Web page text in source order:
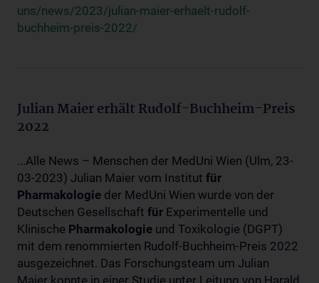
uns/news/2023/julian-maier-erhaelt-rudolf-
buchheim-preis-2022/
Julian Maier erhält Rudolf-Buchheim-Preis
2022
...Alle News – Menschen der MedUni Wien (Ulm, 23-
03-2023) Julian Maier vom Institut für
Pharmakologie der MedUni Wien wurde von der
Deutschen Gesellschaft für Experimentelle und
Klinische Pharmakologie und Toxikologie (DGPT)
mit dem renommierten Rudolf-Buchheim-Preis 2022
ausgezeichnet. Das Forschungsteam um Julian
Maier konnte in einer Studie unter Leitung von Harald